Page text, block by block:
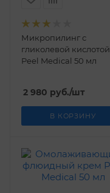
Микропилинг с
гликолевой кислотой
Peel Medical 50 мл
2 980 руб./шт
В КОРЗИНУ